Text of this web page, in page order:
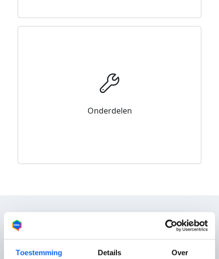
Toestemming Details Over
Onderdelen
Reviews